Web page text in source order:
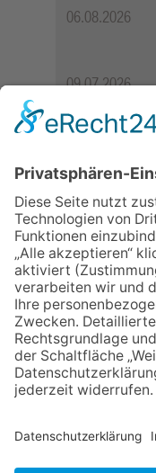
06.08.2026
09.07.2026
12.05.2026
11.05.2026